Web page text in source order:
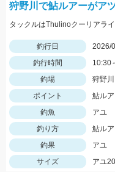
狩野川で鮎ルアーがア
釣行日
2026/
釣行時間
10:30
釣場
狩野川
ポイント
鮎ル
釣魚
アユ
釣り方
鮎ル
釣果
アユ
サイズ
アユ